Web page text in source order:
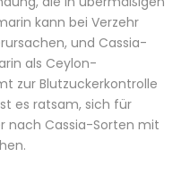
kann bei Verzehr
und Cassia-
als Ceylon-
zur Blutzuckerkontrolle
es ratsam, sich für
nach Cassia-Sorten mit